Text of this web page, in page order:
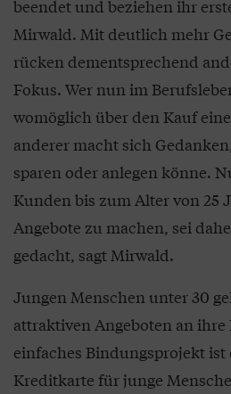
beendet und beziehen ihr
Mirwald. Mit deutlich mehr
rücken dementsprechend
Fokus. Wer nun im
womöglich über den Kauf
anderer macht sich
sparen oder anlegen könne.
Kunden bis zum Alter von 25
Angebote zu machen, sei
gedacht, sagt Mirwald.
Jungen Menschen unter 30
attraktiven Angeboten an
einfaches Bindungsprojekt ist
Kreditkarte für junge